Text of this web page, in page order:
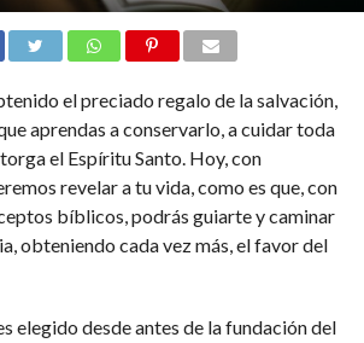
el preciado regalo de la salvación,
aprendas a conservarlo, a cuidar toda
el Espíritu Santo. Hoy, con
revelar a tu vida, como es que, con
bíblicos, podrás guiarte y caminar
obteniendo cada vez más, el favor del
elegido desde antes de la fundación del